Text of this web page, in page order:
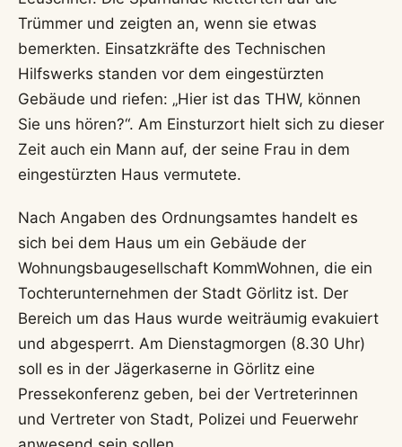
Trümmer und zeigten an, wenn sie etwas
bemerkten. Einsatzkräfte des Technischen
Hilfswerks standen vor dem eingestürzten
Gebäude und riefen: „Hier ist das THW, können
Sie uns hören?“. Am Einsturzort hielt sich zu dieser
Zeit auch ein Mann auf, der seine Frau in dem
eingestürzten Haus vermutete.
Nach Angaben des Ordnungsamtes handelt es
sich bei dem Haus um ein Gebäude der
Wohnungsbaugesellschaft KommWohnen, die ein
Tochterunternehmen der Stadt Görlitz ist. Der
Bereich um das Haus wurde weiträumig evakuiert
und abgesperrt. Am Dienstagmorgen (8.30 Uhr)
soll es in der Jägerkaserne in Görlitz eine
Pressekonferenz geben, bei der Vertreterinnen
und Vertreter von Stadt, Polizei und Feuerwehr